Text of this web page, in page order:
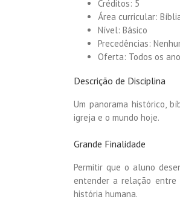
Créditos: 5
Área curricular:
Nível: Básico
Precedências:
Oferta: Todos os
Descrição de Disciplina
Um panorama histórico,
igreja e o mundo hoje.
Grande Finalidade
Permitir que o aluno
entender a relação entre
história humana.